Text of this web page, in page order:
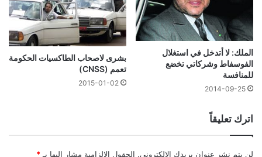
الملك: لا أتدخل في استغلال
الفوسفاط وشركاتي تخضع
للمنافسة
2014-09-25
بشرى لاصحاب الطاكسيات الحكومة
تعمم (CNSS)
2015-01-02
اترك تعليقاً
لن يتم نشر عنوان بريدك الإلكتروني. الحقول الإلزامية مشار إليها بـ *